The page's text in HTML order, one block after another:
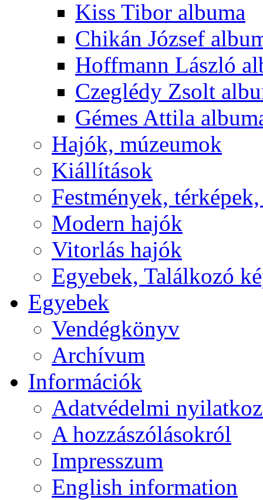
Kiss Tibor albuma
Chikán József
Hoffmann László
Czeglédy Zsolt
Gémes Attila
Hajók, múzeumok
Kiállítások
Festmények,
Modern hajók
Vitorlás hajók
Egyebek, Találkozó
Egyebek
Vendégkönyv
Archívum
Információk
Adatvédelmi
A hozzászólásokról
Impresszum
English information